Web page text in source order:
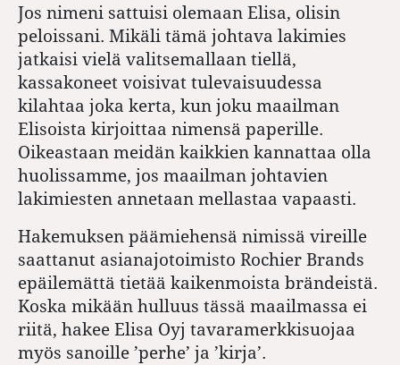
Jos nimeni sattuisi olemaan Elisa, olisin
peloissani. Mikäli tämä johtava lakimies
jatkaisi vielä valitsemallaan tiellä,
kassakoneet voisivat tulevaisuudessa
kilahtaa joka kerta, kun joku maailman
Elisoista kirjoittaa nimensä paperille.
Oikeastaan meidän kaikkien kannattaa olla
huolissamme, jos maailman johtavien
lakimiesten annetaan mellastaa vapaasti.
Hakemuksen päämiehensä nimissä vireille
saattanut asianajotoimisto Rochier Brands
epäilemättä tietää kaikenmoista brändeistä.
Koska mikään hulluus tässä maailmassa ei
riitä, hakee Elisa Oyj tavaramerkkisuojaa
myös sanoille ’perhe’ ja ’kirja’.